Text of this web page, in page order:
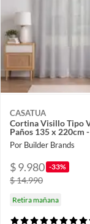
CASATUA
Cortina Visillo Tipo
Paños 135 x 220cm
Por Builder Brands
$ 9.980 -33%
$ 14.990
Retira mañana